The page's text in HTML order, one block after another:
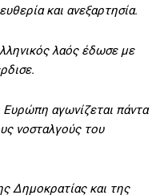
και ανεξαρτησία.
λαός έδωσε με
αγωνίζεται πάντα
νοσταλγούς του
Δημοκρατίας και της